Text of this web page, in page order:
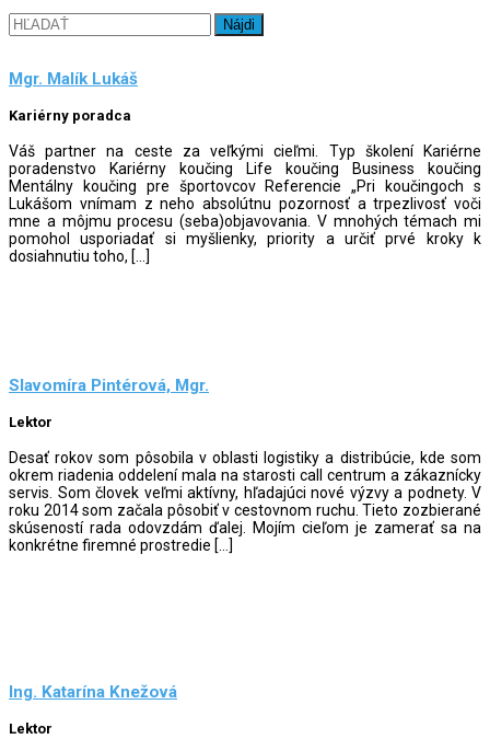
Hľadať:
Mgr. Malík Lukáš
Kariérny poradca
Váš partner na ceste za veľkými cieľmi. Typ školení Kariérne
poradenstvo Kariérny koučing Life koučing Business koučing
Mentálny koučing pre športovcov Referencie „Pri koučingoch s
Lukášom vnímam z neho absolútnu pozornosť a trpezlivosť voči
mne a môjmu procesu (seba)objavovania. V mnohých témach mi
pomohol usporiadať si myšlienky, priority a určiť prvé kroky k
dosiahnutiu toho, […]
Slavomíra Pintérová, Mgr.
Lektor
Desať rokov som pôsobila v oblasti logistiky a distribúcie, kde som
okrem riadenia oddelení mala na starosti call centrum a zákaznícky
servis. Som človek veľmi aktívny, hľadajúci nové výzvy a podnety. V
roku 2014 som začala pôsobiť v cestovnom ruchu. Tieto zozbierané
skúseností rada odovzdám ďalej. Mojím cieľom je zamerať sa na
konkrétne firemné prostredie […]
Ing. Katarína Knežová
Lektor